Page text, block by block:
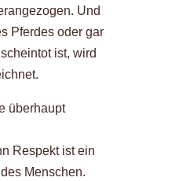
Und
Pferdes oder gar
ist, wird
überhaupt
Respekt ist ein
Menschen.